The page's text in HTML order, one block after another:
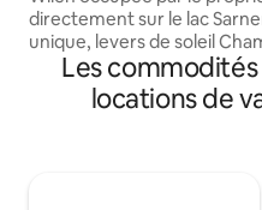
directement sur le lac
unique, levers de soleil
spacieuse avec home
panoramique, grande
bain (tout espace privé).
Les
locations de